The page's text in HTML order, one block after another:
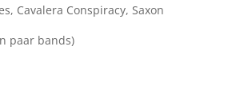
Cavalera Conspiracy, Saxon
paar bands)